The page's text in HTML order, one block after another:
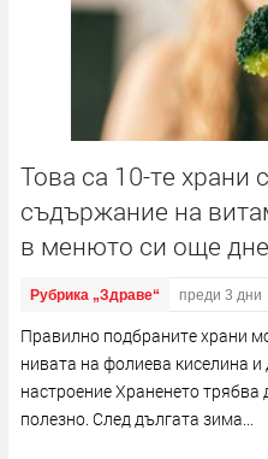
Това са 10-те храни
съдържание на
в менюто си още
Рубрика „Здраве“ преди 3 дни
Правилно подбраните храни
нивата на фолиева киселина
настроение Храненето трябва
полезно. След дългата зима...